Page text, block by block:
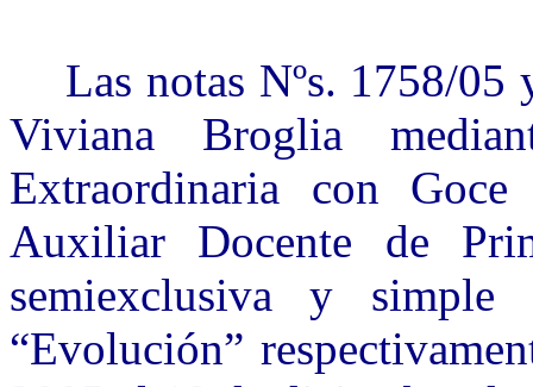
Las notas Nºs. 1758/
Viviana Broglia
Extraordinaria con
Auxiliar Docente de
semiexclusiva y simple
“Evolución”